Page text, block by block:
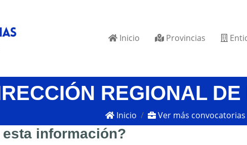
Inicio Provincias
REGIONAL
Inicio Ver más convocatorias
información?